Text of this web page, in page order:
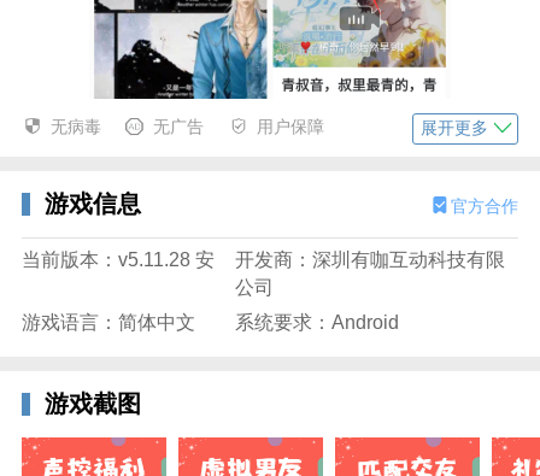
无病毒 无广告 用户保障 展开更多
游戏信息 官方合作
当前版本：v5.11.28 安
开发商：深圳有咖互动科技有限
公司
游戏语言：简体中文
系统要求：Android
游戏截图